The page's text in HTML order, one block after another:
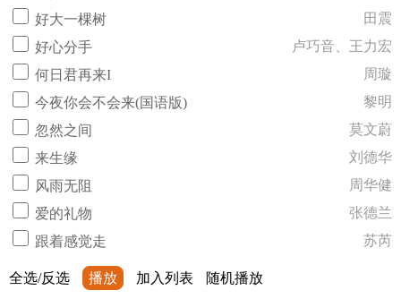
好大一棵树
田震
好心分手
卢巧音、王力宏
何日君再来I
周璇
今夜你会不会来(国语版)
黎明
忽然之间
莫文蔚
来生缘
刘德华
风雨无阻
周华健
爱的礼物
张德兰
跟着感觉走
苏芮
全选/反选 播放 加入列表 随机播放